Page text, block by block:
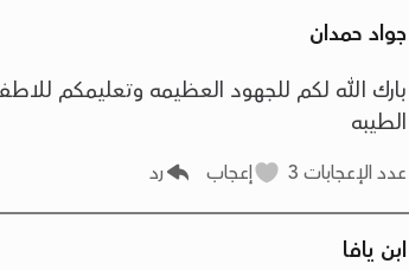
جواد حمدان
بارك الله لكم للجهود العظيمه وتعليمكم
الطيبه
عدد الإعجابات إعجاب رد
ابن يافا